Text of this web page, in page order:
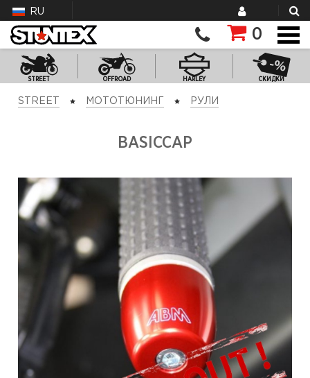
RU
0
STREET OFFROAD HARLEY СКИДКИ
STREET МОТОТЮНИНГ РУЛИ
BASICCAP